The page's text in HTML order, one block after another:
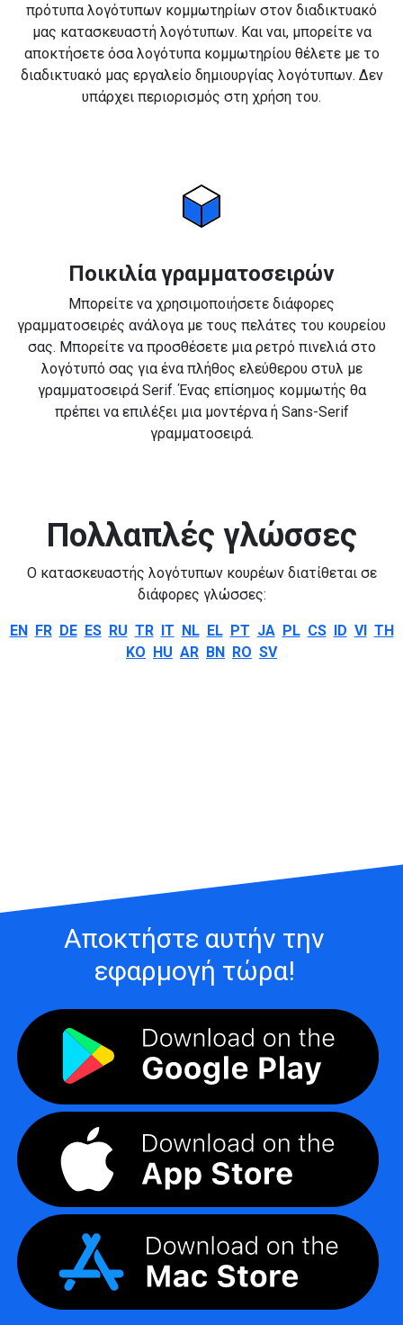
πρότυπα λογότυπων κομμωτηρίων στον διαδικτυακό
μας κατασκευαστή λογότυπων. Και ναι, μπορείτε να
αποκτήσετε όσα λογότυπα κομμωτηρίου θέλετε με το
διαδικτυακό μας εργαλείο δημιουργίας λογότυπων. Δεν
υπάρχει περιορισμός στη χρήση του.
Ποικιλία γραμματοσειρών
Μπορείτε να χρησιμοποιήσετε διάφορες
γραμματοσειρές ανάλογα με τους πελάτες του κουρείου
σας. Μπορείτε να προσθέσετε μια ρετρό πινελιά στο
λογότυπό σας για ένα πλήθος ελεύθερου στυλ με
γραμματοσειρά Serif. Ένας επίσημος κομμωτής θα
πρέπει να επιλέξει μια μοντέρνα ή Sans-Serif
γραμματοσειρά.
Πολλαπλές γλώσσες
Ο κατασκευαστής λογότυπων κουρέων διατίθεται σε
διάφορες γλώσσες:
EN FR DE ES RU TR IT NL EL PT JA PL CS ID VI TH
KO HU AR BN RO SV
Αποκτήστε αυτήν την
εφαρμογή τώρα!